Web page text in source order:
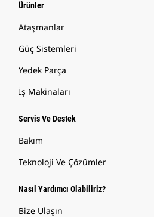
Ürünler
Ataşmanlar
Güç Sistemleri
Yedek Parça
İş Makinaları
Servis Ve Destek
Bakım
Teknoloji Ve Çözümler
Nasıl Yardımcı Olabiliriz?
Bize Ulaşın